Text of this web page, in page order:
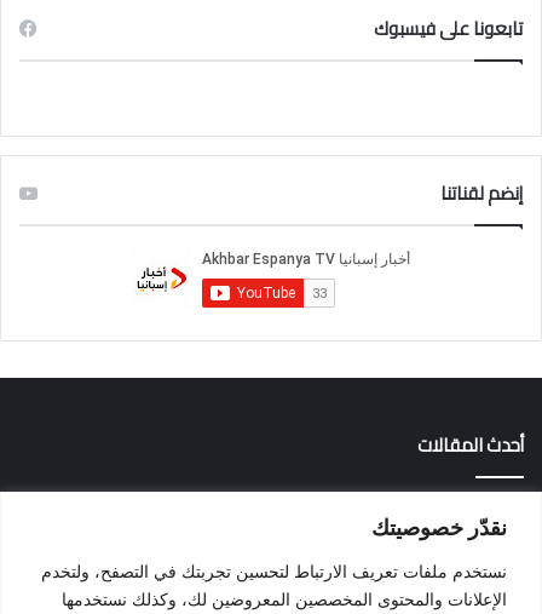
نقدّر خصوصيتك
نستخدم ملفات تعريف الارتباط لتحسين تجربتك في التصفح، ولتخدم
الإعلانات والمحتوى المخصصين المعروضين لك، وكذلك نستخدمها
تابعونا على فيسبوك
إنضم لقناتنا
أحدث المقالات